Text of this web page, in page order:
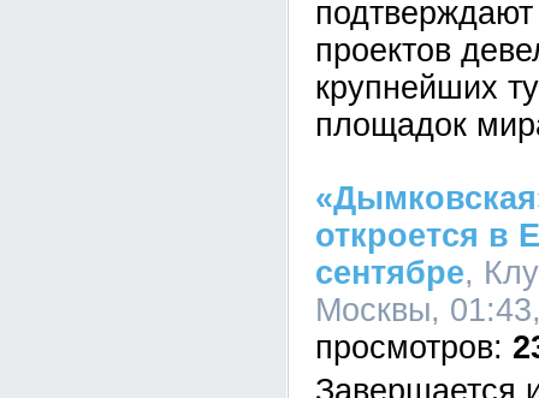
подтверждают
проектов
крупнейших
площадок
откроется в
сентябре,
Москвы,
Завершается